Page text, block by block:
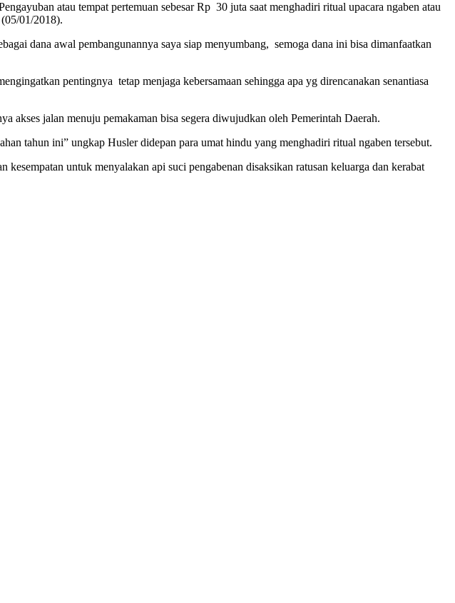
atau tempat pertemuan sebesar Rp 30 juta saat menghadiri ritual upacara ngaben atau
01/2018).
dana awal pembangunannya saya siap menyumbang, semoga dana ini bisa dimanfaatkan
pentingnya tetap menjaga kebersamaan sehingga apa yg direncanakan senantiasa
akses jalan menuju pemakaman bisa segera diwujudkan oleh Pemerintah Daerah.
tahun ini” ungkap Husler didepan para umat hindu yang menghadiri ritual ngaben tersebut.
untuk menyalakan api suci pengabenan disaksikan ratusan keluarga dan kerabat